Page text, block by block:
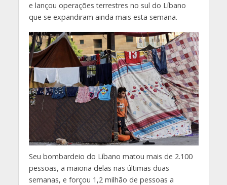
e lançou operações terrestres no sul do Líbano
que se expandiram ainda mais esta semana.
Seu bombardeio do Líbano matou mais de 2.100
pessoas, a maioria delas nas últimas duas
semanas, e forçou 1,2 milhão de pessoas a